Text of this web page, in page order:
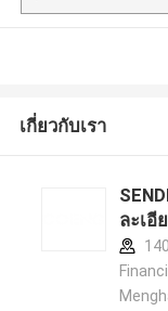
เกี่ยวกับเรา
ละเอี